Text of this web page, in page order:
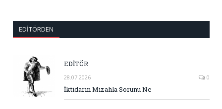
EDITÖRDEN
EDİTÖR
28.07.2026 0
İktidarın Mizahla Sorunu Ne